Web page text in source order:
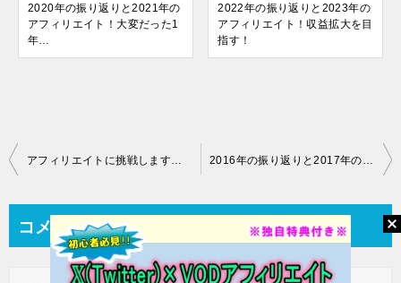
2020年の振り返りと2021年の
アフィリエイト！大変だった1
年…
2022年の振り返りと2023年の
アフィリエイト！収益拡大を目
指す！
投
ビ
コメントを残す